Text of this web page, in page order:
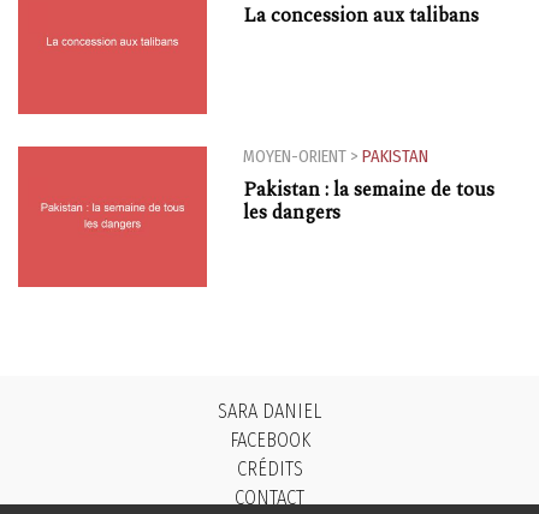
La concession aux talibans
MOYEN-ORIENT> PAKISTAN
Pakistan : la semaine de tous
les dangers
SARA DANIEL
FACEBOOK
CRÉDITS
CONTACT